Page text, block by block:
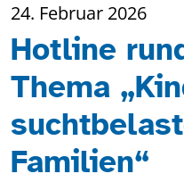
24. Februar 2026
Hotline
Thema
Familien“